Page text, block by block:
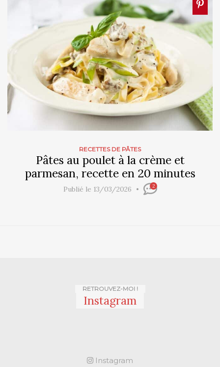
RECETTES DE PÂTES
Pâtes au poulet à la crème et
parmesan, recette en 20 minutes
Publié le 13/03/2026 2
RETROUVEZ-MOI !
Instagram
Instagram